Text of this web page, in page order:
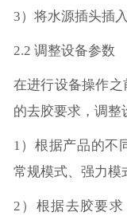
3）将水源插头插
2.2 调整设备参数
在进行设备操作之
的去胶要求，调整
1）根据产品的不
常规模式、强力模
2）根据去胶要